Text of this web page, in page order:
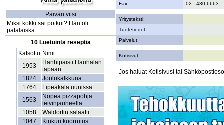
Päivän vitsi
Miksi kokki sai potkut? Hän oli
patalaiska.
10 Luetuinta reseptiä
Katsottu Nimi
1953
Hanhipaisti Hauhalan
tapaan
1824
Joulukalkkuna
1764
Lipeäkala uunissa
1563
Nopea pizzapohja
leivinjauheella
1058
Waldorfin salaatti
1047
Kinkun kuorrutus
Fax:
02 - 430 6663
Yritysteksti:
Tuotetiedot:
Palvelut:
Kotisivut:
Jos haluat Kotisivusi tai